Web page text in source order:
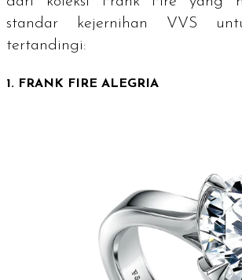
standar kejernihan VVS
tertandingi:
1. FRANK FIRE ALEGRIA